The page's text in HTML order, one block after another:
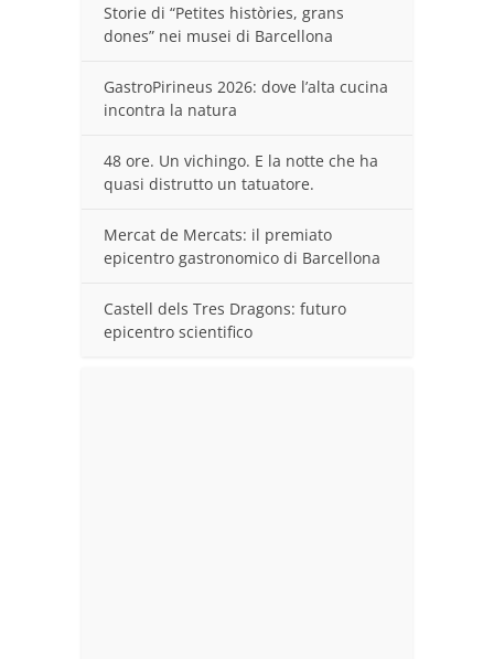
Storie di “Petites històries, grans
dones” nei musei di Barcellona
GastroPirineus 2026: dove l’alta cucina
incontra la natura
48 ore. Un vichingo. E la notte che ha
quasi distrutto un tatuatore.
Mercat de Mercats: il premiato
epicentro gastronomico di Barcellona
Castell dels Tres Dragons: futuro
epicentro scientifico